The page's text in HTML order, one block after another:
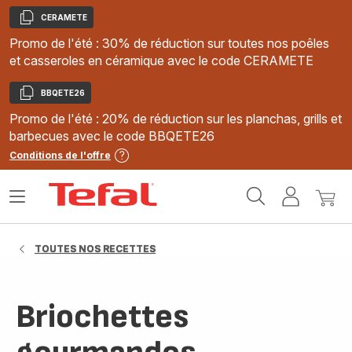
Copier
CERAMETE
Promo de l'été : 30% de réduction sur toutes nos poêles
et casseroles en céramique avec le code CERAMETE
Copier
BBQETE26
Promo de l'été : 20% de réduction sur les planchas, grills et
barbecues avec le code BBQETE26
Conditions de l'offre
MonMon
Ouvrir
TOUTES NOS RECETTES
Briochettes